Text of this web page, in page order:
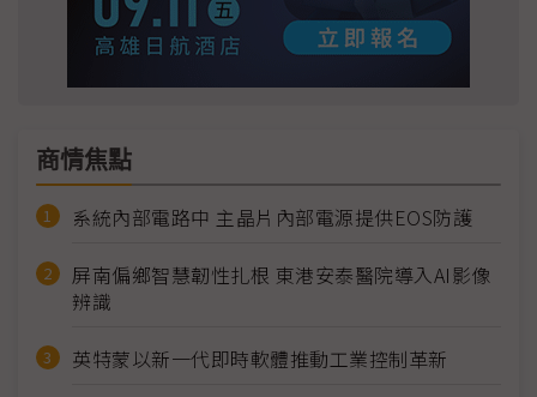
商情焦點
系統內部電路中 主晶片內部電源提供EOS防護
屏南偏鄉智慧韌性扎根 東港安泰醫院導入AI影像
辨識
英特蒙以新一代即時軟體推動工業控制革新